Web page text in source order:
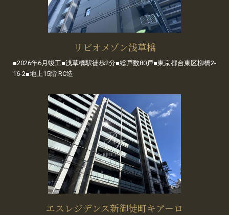
リビオメゾン浅草橋
■2026年6月竣工■浅草橋駅徒歩2分■総戸数80戸■東京都台東区柳橋2-
16-2■地上15階 RC造
エスレジデンス新御徒町キアーロ